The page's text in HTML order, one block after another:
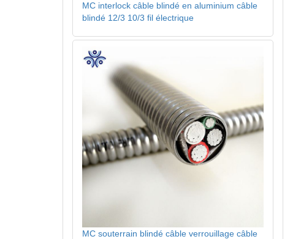
MC interlock câble blindé en aluminium câble
blindé 12/3 10/3 fil électrique
MC souterrain blindé câble verrouillage câble